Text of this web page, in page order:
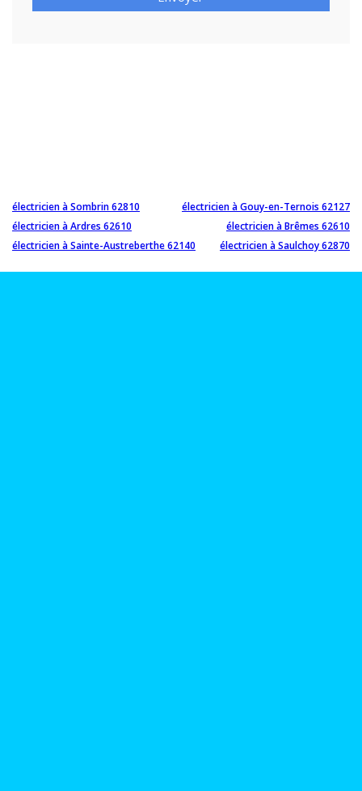
électricien à Sombrin 62810
électricien à Gouy-en-Ternois 62127
électricien à Ardres 62610
électricien à Brêmes 62610
électricien à Sainte-Austreberthe 62140
électricien à Saulchoy 62870